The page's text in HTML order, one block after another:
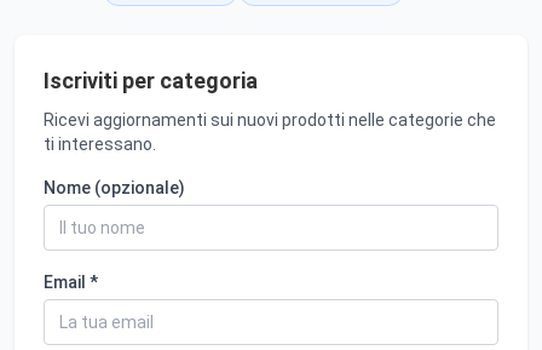
Iscriviti per categoria
Ricevi aggiornamenti sui nuovi prodotti nelle categorie che
ti interessano.
Nome (opzionale)
Email *